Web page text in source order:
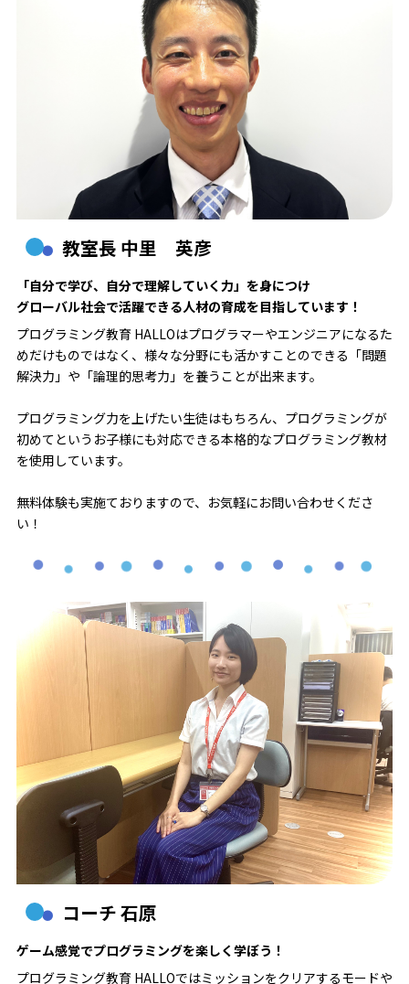
教室長 中里 英彦
「自分で学び、自分で理解していく力」を身につけ
グローバル社会で活躍できる人材の育成を目指しています！
プログラミング教育 HALLOはプログラマーやエンジニアになるた
めだけものではなく、様々な分野にも活かすことのできる「問題
解決力」や「論理的思考力」を養うことが出来ます。
プログラミング力を上げたい生徒はもちろん、プログラミングが
初めてというお子様にも対応できる本格的なプログラミング教材
を使用しています。
無料体験も実施ておりますので、お気軽にお問い合わせくださ
い！
コーチ 石原
ゲーム感覚でプログラミングを楽しく学ぼう！
プログラミング教育 HALLOではミッションをクリアするモードや